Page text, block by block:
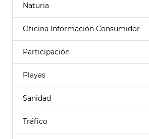
Naturia
Oficina Información Consumidor
Participación
Playas
Sanidad
Tráfico